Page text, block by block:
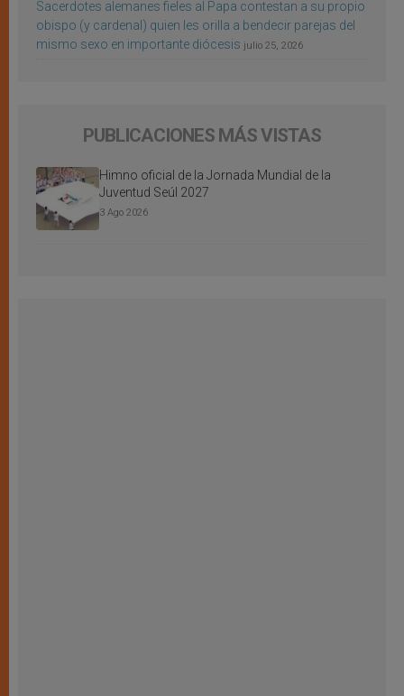
Sacerdotes alemanes fieles al Papa contestan a su propio
obispo (y cardenal) quien les orilla a bendecir parejas del
mismo sexo en importante diócesis julio 25, 2026
PUBLICACIONES MÁS VISTAS
Himno oficial de la Jornada Mundial de la
Juventud Seúl 2027
3 Ago 2026